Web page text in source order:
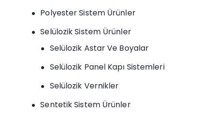
Polyester Sistem Ürünler
Selülozik Sistem Ürünler
Selülozik Astar Ve Boyalar
Selülozik Panel Kapı Sistemleri
Selülozik Vernikler
Sentetik Sistem Ürünler